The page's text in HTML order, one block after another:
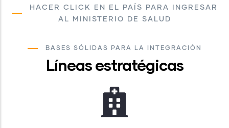
HACER CLICK EN EL PAÍS PARA INGRESAR
AL MINISTERIO DE SALUD
BASES SÓLIDAS PARA LA INTEGRACIÓN
Líneas estratégicas